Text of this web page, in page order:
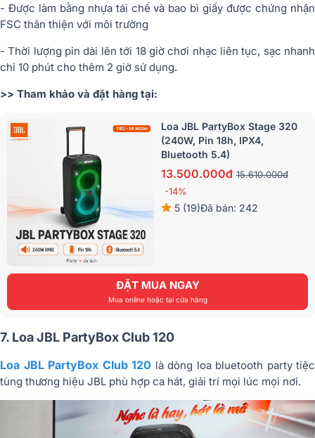
- Được làm bằng nhựa tái chế và bao bì giấy được chứng nhận
FSC thân thiện với môi trường
- Thời lượng pin dài lên tới 18 giờ chơi nhạc liên tục, sạc nhanh
chỉ 10 phút cho thêm 2 giờ sử dụng.
>> Tham khảo và đặt hàng tại:
Loa JBL PartyBox Stage 320
(240W, Pin 18h, IPX4,
Bluetooth 5.4)
13.500.000đ 15.610.000đ
-14%
5 (19)Đã bán: 242
ĐẶT MUA NGAY
Mua online hoặc tại cửa hàng
7. Loa JBL PartyBox Club 120
Loa JBL PartyBox Club 120 là dòng loa bluetooth party tiệc
tùng thương hiệu JBL phù hợp ca hát, giải trí mọi lúc mọi nơi.